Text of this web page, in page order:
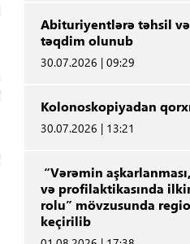
Abituriyentlərə təhsil
təqdim olunub
30.07.2026 | 09:29
Kolonoskopiyadan
30.07.2026 | 13:21
“Vərəmin
və profilaktikasında
rolu” mövzusunda
keçirilib